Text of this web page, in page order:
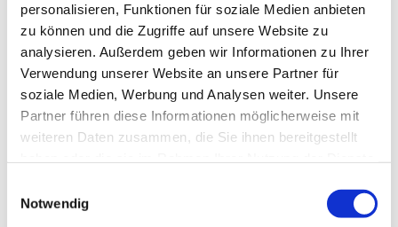
personalisieren, Funktionen für soziale Medien anbieten
zu können und die Zugriffe auf unsere Website zu
analysieren. Außerdem geben wir Informationen zu Ihrer
Verwendung unserer Website an unsere Partner für
soziale Medien, Werbung und Analysen weiter. Unsere
Partner führen diese Informationen möglicherweise mit
weiteren Daten zusammen, die Sie ihnen bereitgestellt
Cookies, wenn Sie unsere Webseite weiterhin nutzen.
Notwendig
Erlernen und Festigen einer sicheren
Schwimmfähigkeit wird durch das Zusammenspiel
verschiedener Lern- und Lebensbereiche positiv
gefördert. Zu den wichtigen Lebensbereichen
gehören das Elternhaus, der Sportverein, Kitas
und Kindergärten, die Schule sowie der